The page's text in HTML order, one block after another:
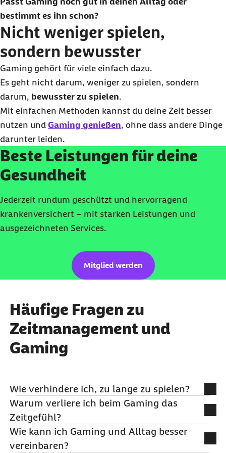
bestimmt es ihn schon?
Nicht weniger spielen,
sondern bewusster
Gaming gehört für viele einfach dazu.
Es geht nicht darum, weniger zu spielen, sondern
darum, bewusster zu spielen.
Mit einfachen Methoden kannst du deine Zeit besser
nutzen und Gaming genießen, ohne dass andere Dinge
darunter leiden.
Beste Leistungen für deine
Gesundheit
Jederzeit rundum geschützt und hervorragend
krankenversichert – mit starken Leistungen und
ausgezeichneten Services.
Mitglied werden
Häufige Fragen zu
Zeitmanagement und
Gaming
Wie verhindere ich, zu lange zu spielen?
Setze dir klare Zeitgrenzen und halte dich daran.
Feste Endzeiten helfen dir, die Kontrolle zu
behalten.
Warum verliere ich beim Gaming das
Zeitgefühl?
Gaming kann sehr fesselnd sein. Dadurch nimmst
du Zeit weniger bewusst wahr, sie vergeht
Wie kann ich Gaming und Alltag besser
vereinbaren?